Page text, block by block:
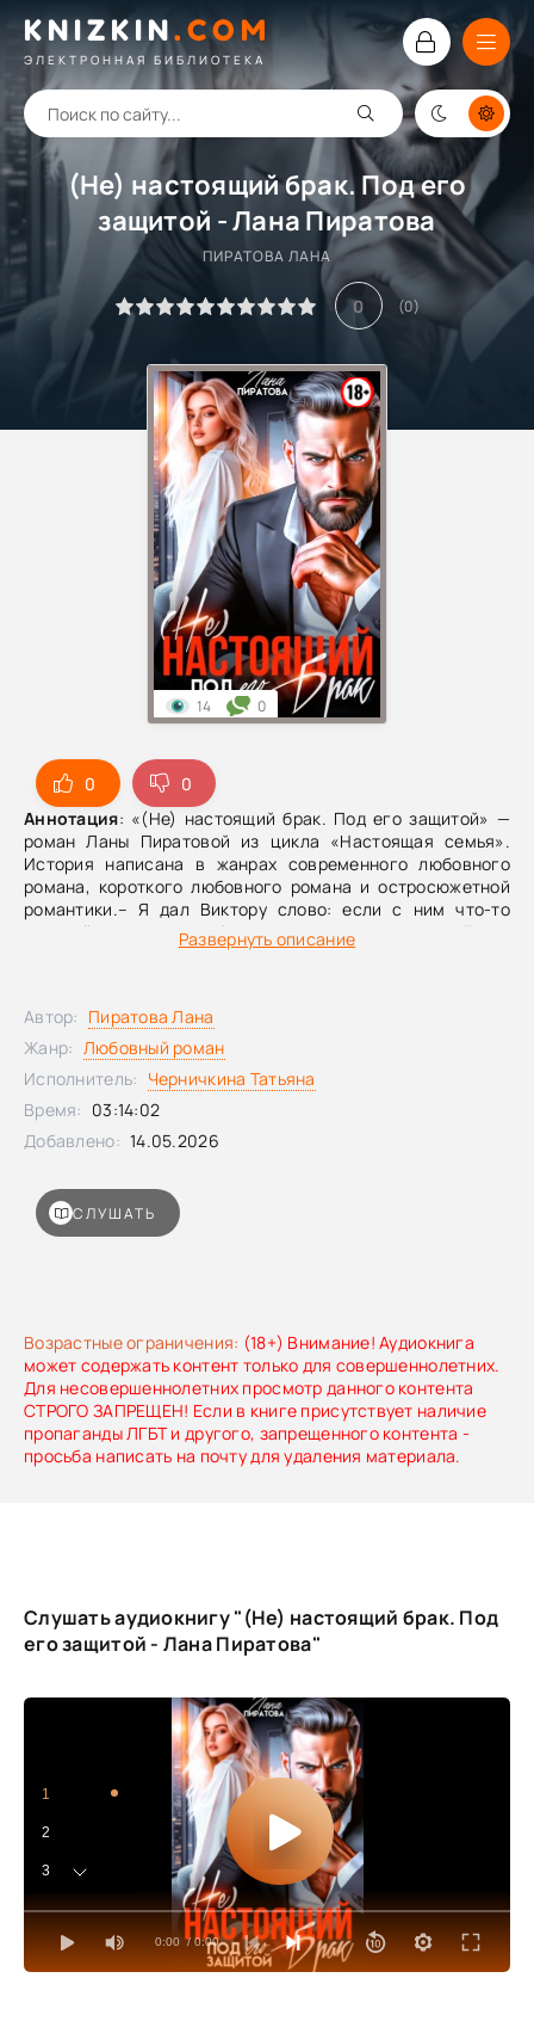
KNIZKIN.COM
ЭЛЕКТРОННАЯ БИБЛИОТЕКА
(Не) настоящий брак. Под его
защитой - Лана Пиратова
ПИРАТОВА ЛАНА
0 (0)
0
0
Аннотация: «(Не) настоящий брак. Под его защитой» —
роман Ланы Пиратовой из цикла «Настоящая семья».
История написана в жанрах современного любовного
романа, короткого любовного романа и остросюжетной
романтики.– Я дал Виктору слово: если с ним что-то
произойдет, я позабочусь о его дочери. Будто
предчувствовал, – снова тяжело вздыхает отец и качает
стараясь говорить спокойно, чтобы не поднимать отцу
давление. – Пусть так. Но что от меня нужно? Я здесь
каким боком? Охрану ей нанять?Отец не отвечает сразу.
Он долго смотрит на меня, будто собирается сказать то, к
чему нельзя подготовиться словами.– Ты на ней
женишься, Дмитрий, – произносит он ровно и негромко,
дочери Виктора.
Развернуть описание
Возрастные ограничения: (18+) Внимание! Аудиокнига
может содержать контент только для совершеннолетних.
Для несовершеннолетних просмотр данного контента
СТРОГО ЗАПРЕЩЕН! Если в книге присутствует наличие
пропаганды ЛГБТ и другого, запрещенного контента -
просьба написать на почту для удаления материала.
14 0
СЛУШАТЬ
Автор: Пиратова Лана
Жанр: Любовный роман
Исполнитель: Черничкина Татьяна
Время: 03:14:02
Добавлено: 14.05.2026
Слушать аудиокнигу "(Не) настоящий брак. Под
его защитой - Лана Пиратова"
0:00 / 0:00
1
2
3
4